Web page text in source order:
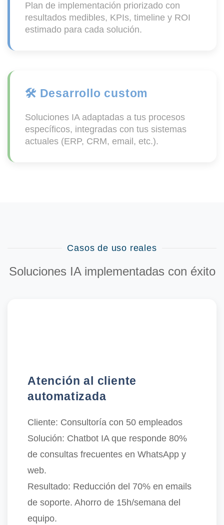
Plan de implementación priorizado con
resultados medibles, KPIs, timeline y ROI
estimado para cada solución.
🛠️ Desarrollo custom
Soluciones IA adaptadas a tus procesos
específicos, integradas con tus sistemas
actuales (ERP, CRM, email, etc.).
Casos de uso reales
Soluciones IA implementadas con éxito
Atención al cliente
automatizada
Cliente: Consultoría con 50 empleados
Solución: Chatbot IA que responde 80%
de consultas frecuentes en WhatsApp y
web.
Resultado: Reducción del 70% en emails
de soporte. Ahorro de 15h/semana del
equipo.